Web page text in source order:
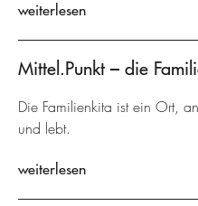
weiterlesen
Mittel.Punkt – die
Die Familienkita ist ein Ort,
und lebt.
weiterlesen